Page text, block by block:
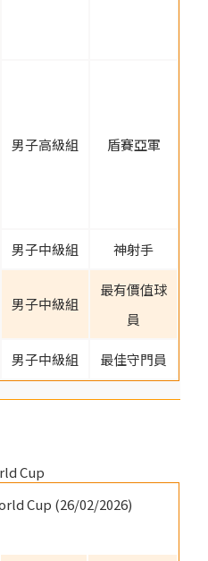
男子高級組
盾賽亞軍
男子中級組 神射手
男子中級組
最有價值球
員
男子中級組 最佳守門員
Cup
Cup (26/02/2026)